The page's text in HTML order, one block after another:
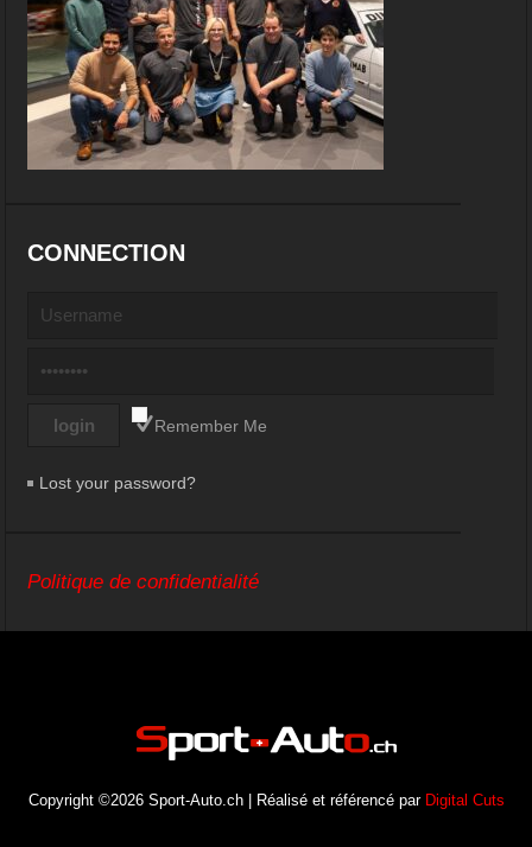
CONNECTION
Remember Me
Lost your password?
Politique de confidentialité
Copyright ©2026 Sport-Auto.ch | Réalisé et référencé par Digital Cuts